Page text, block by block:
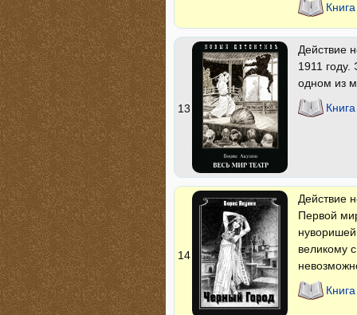
13
Действие
1911
одном из
14
Действие
Первой
великому